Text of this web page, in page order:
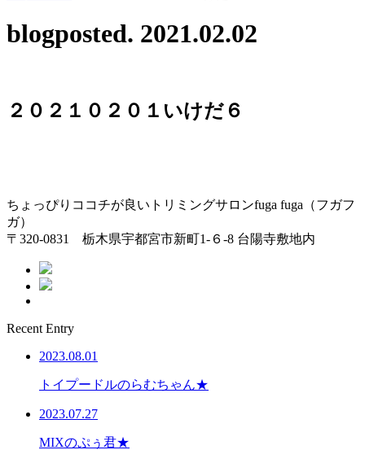
blogposted. 2021.02.02
２０２１０２０１いけだ６
ちょっぴりココチが良いトリミングサロンfuga fuga（フガフ
ガ）
〒320-0831 栃木県宇都宮市新町1-６-8 台陽寺敷地内
Recent Entry
2023.08.01
トイプードルのらむちゃん★
2023.07.27
MIXのぷぅ君★